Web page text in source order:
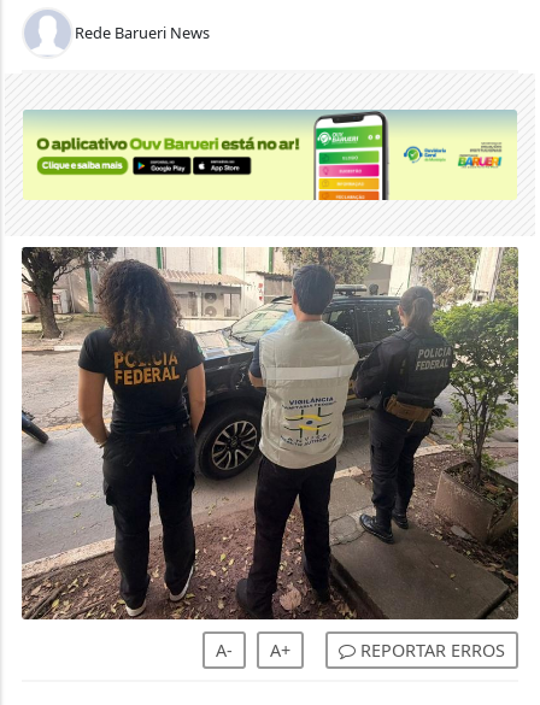
Rede Barueri News
A- A+ REPORTAR ERROS